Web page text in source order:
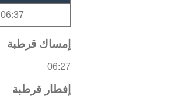
06:37
إمساك قرطبة
06:27
إفطار قرطبة